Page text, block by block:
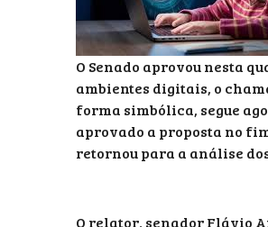
O Senado aprovou nesta
ambientes digitais, o
forma simbólica, segue
aprovado a proposta no
retornou para a análise
O relator, senador Flávio